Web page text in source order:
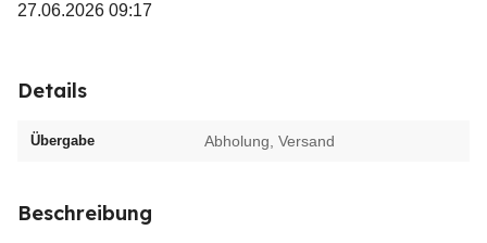
27.06.2026 09:17
Details
Übergabe Abholung, Versand
Beschreibung